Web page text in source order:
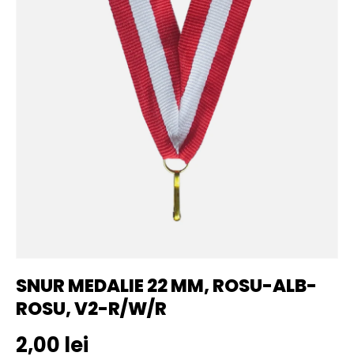
SNUR MEDALIE 22 MM, ROSU-ALB-
ROSU, V2-R/W/R
Pret initial
2,00 lei